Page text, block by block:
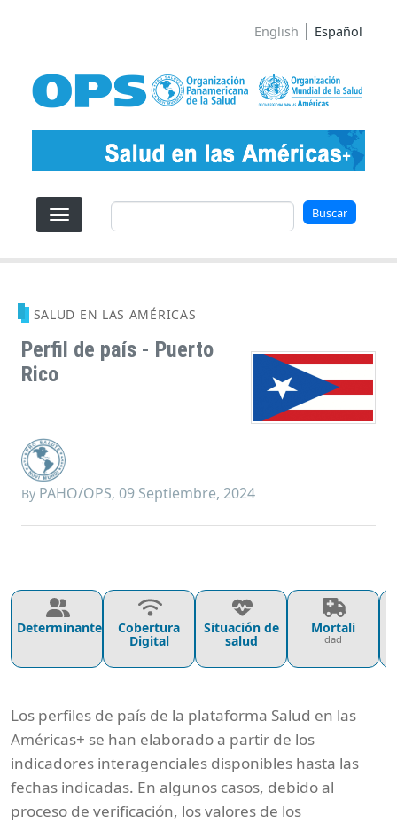
English Español
Buscar Buscar
SALUD EN LAS AMÉRICAS
Perfil de país - Puerto
Rico
By PAHO/OPS, 09 Septiembre, 2024
Determinantes Cobertura
Digital
Situación de
salud
Mortali
dad
Los perfiles de país de la plataforma Salud en las
Américas+ se han elaborado a partir de los
indicadores interagenciales disponibles hasta las
fechas indicadas. En algunos casos, debido al
proceso de verificación, los valores de los